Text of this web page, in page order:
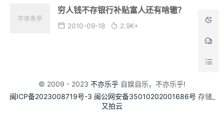
穷人钱不存银行补贴富人还有啥辙？
2010-09-18 2.9K+
© 2009 - 2023 不亦乐乎 自娱自乐，不亦乐乎!
闽ICP备2023008719号-3 闽公网安备35010202001686号 存储_
又拍云